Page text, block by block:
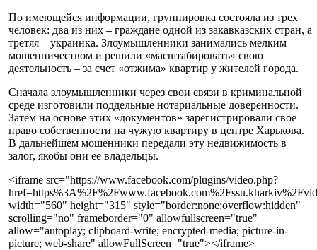
По имеющейся информации, группировка состояла из трех
человек: два из них – граждане одной из закавказских стран, а
третяя – украинка. Злоумышленники занимались мелким
мошенничеством и решили «масштабировать» свою
деятельность – за счет «отжима» квартир у жителей города.
Сначала злоумышленники через свои связи в криминальной
среде изготовили поддельные нотариальные доверенности.
Затем на основе этих «документов» зарегистрировали свое
право собственности на чужую квартиру в центре Харькова.
В дальнейшем мошенники передали эту недвижимость в
залог, якобы они ее владельцы.
<iframe src="https://www.facebook.com/plugins/video.php?
width="560" height="315" style="border:none;overflow:hidden"
scrolling="no" frameborder="0" allowfullscreen="true"
allow="autoplay; clipboard-write; encrypted-media; picture-in-
picture; web-share" allowFullScreen="true"></iframe>